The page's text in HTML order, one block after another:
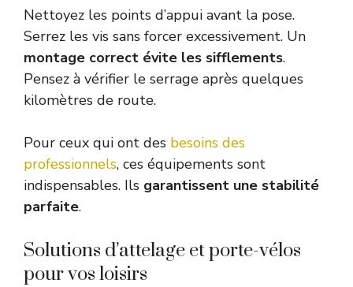
Nettoyez les points d’appui avant la pose.
Serrez les vis sans forcer excessivement. Un
montage correct évite les sifflements.
Pensez à vérifier le serrage après quelques
kilomètres de route.
Pour ceux qui ont des besoins des
professionnels, ces équipements sont
indispensables. Ils garantissent une stabilité
parfaite.
Solutions d’attelage et porte-vélos
pour vos loisirs